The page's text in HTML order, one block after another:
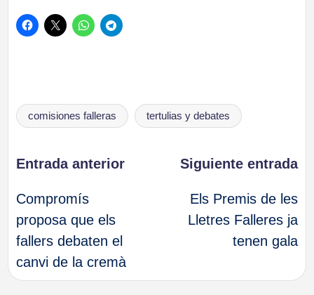
Etiquetas:
comisiones falleras tertulias y debates
Navegación
de
entradas
Entrada anterior
Compromís
proposa que els
fallers debaten el
canvi de la cremà
Siguiente entrada
Els Premis de les
Lletres Falleres ja
tenen gala